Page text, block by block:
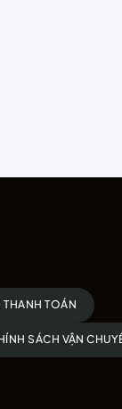
TOÁN
SÁCH VẬN